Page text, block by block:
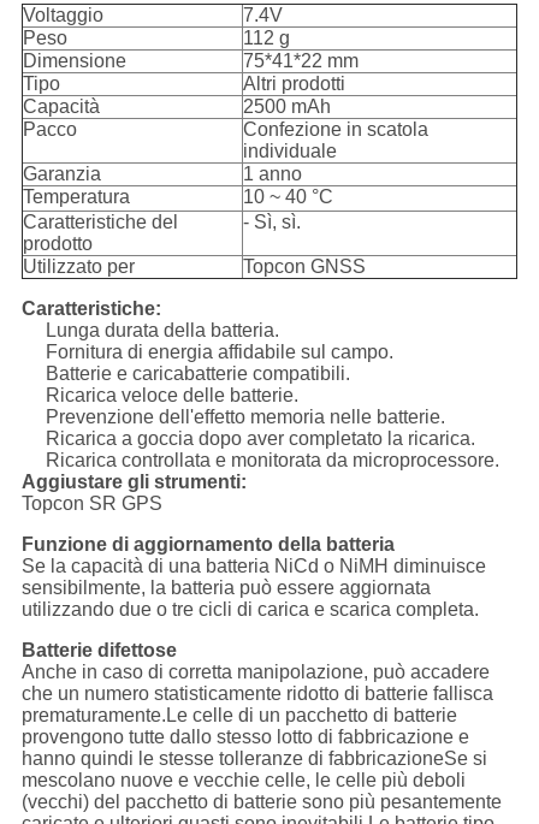
Voltaggio
7.4V
Peso
112 g
Dimensione
75*41*22 mm
Tipo
Altri prodotti
Capacità
2500 mAh
Pacco
Confezione in scatola
individuale
Garanzia
1 anno
Temperatura
10 ~ 40 °C
Caratteristiche del
prodotto
- Sì, sì.
Utilizzato per Topcon GNSS
Caratteristiche:
Lunga durata della batteria.
Fornitura di energia affidabile sul campo.
Batterie e caricabatterie compatibili.
Ricarica veloce delle batterie.
Prevenzione dell'effetto memoria nelle batterie.
Ricarica a goccia dopo aver completato la ricarica.
Ricarica controllata e monitorata da microprocessore.
Aggiustare gli strumenti:
Topcon SR GPS
Funzione di aggiornamento della batteria
Se la capacità di una batteria NiCd o NiMH diminuisce
sensibilmente, la batteria può essere aggiornata
utilizzando due o tre cicli di carica e scarica completa.
Batterie difettose
Anche in caso di corretta manipolazione, può accadere
che un numero statisticamente ridotto di batterie fallisca
prematuramente.Le celle di un pacchetto di batterie
provengono tutte dallo stesso lotto di fabbricazione e
hanno quindi le stesse tolleranze di fabbricazioneSe si
mescolano nuove e vecchie celle, le celle più deboli
(vecchi) del pacchetto di batterie sono più pesantemente